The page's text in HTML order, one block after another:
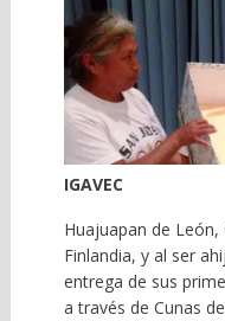
IGAVEC
Huajuapan de
Finlandia, y al ser
entrega de sus
a través de Cunas